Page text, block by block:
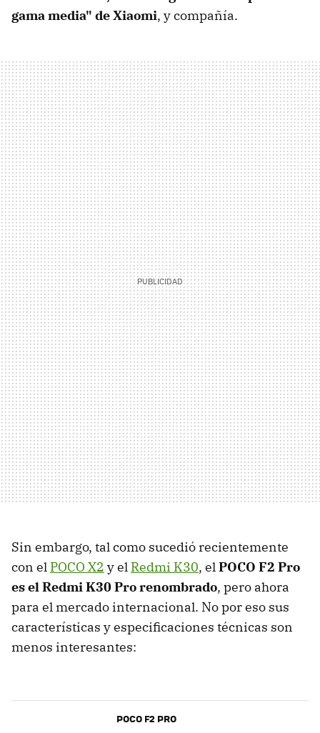
gama media" de Xiaomi, y compañía.
Sin embargo, tal como sucedió recientemente
con el POCO X2 y el Redmi K30, el POCO F2 Pro
es el Redmi K30 Pro renombrado, pero ahora
para el mercado internacional. No por eso sus
características y especificaciones técnicas son
menos interesantes:
POCO F2 PRO